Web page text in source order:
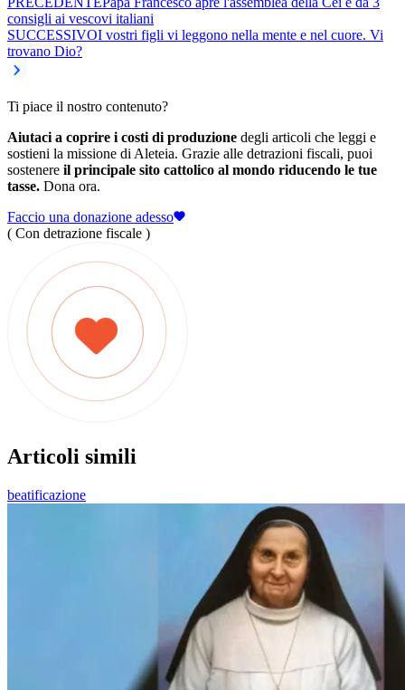
consigli ai vescovi italiani
SUCCESSIVOI vostri figli vi leggono nella mente e nel cuore. Vi
trovano Dio?
Ti piace il nostro contenuto?
Aiutaci a coprire i costi di produzione degli articoli che leggi e
sostieni la missione di Aleteia. Grazie alle detrazioni fiscali, puoi
sostenere il principale sito cattolico al mondo riducendo le tue
tasse. Dona ora.
Faccio una donazione adesso
( Con detrazione fiscale )
Articoli simili
beatificazione